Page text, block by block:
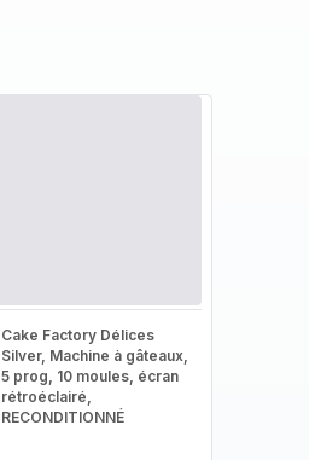
Cake Factory Délices
Silver, Machine à gâteaux,
5 prog, 10 moules, écran
rétroéclairé,
RECONDITIONNÉ